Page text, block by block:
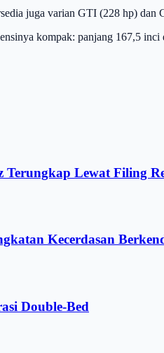
juga varian GTI (228 hp) dan
kompak: panjang 167,5 inci
Terungkap Lewat Filing
Kecerdasan
Double-Bed